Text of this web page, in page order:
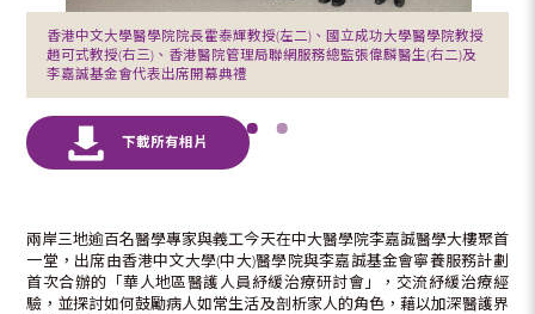
香港中文大學醫學院院長霍泰輝教授(左二)、國立成功大學醫學院教授
趙可式教授(右三)、香港醫院管理局聯網服務總監張偉麟醫生(右二)及
李嘉誠基金會代表出席開幕典禮
兩岸三地逾百名醫學專家與義工今天在中大醫學院李嘉誠醫學大樓聚首
一堂，出席由香港中文大學(中大)醫學院與李嘉誠基金會寧養服務計劃
首次合辦的「華人地區醫護人員紓緩治療研討會」，交流紓緩治療經
驗，並探討如何鼓勵病人如常生活及剖析家人的角色，藉以加深醫護界